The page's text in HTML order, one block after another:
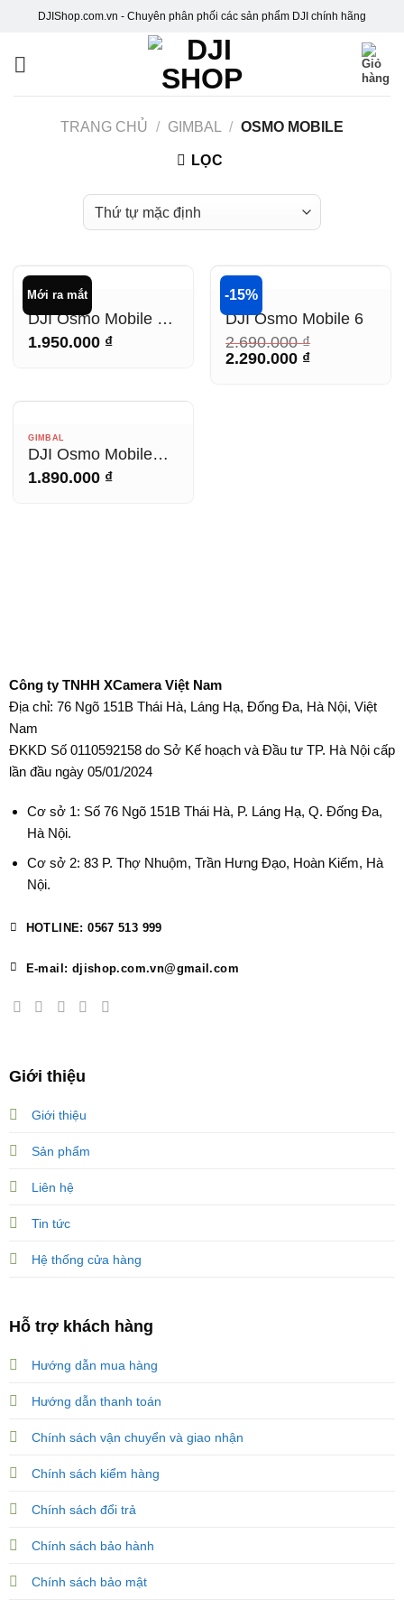
content
DJIShop.com.vn - Chuyên phân phối các sản phẩm DJI chính hãng
TRANG CHỦ / GIMBAL / OSMO MOBILE
LỌC
Mới ra mắt
DJI Osmo Mobile 7 |
DJI OM 7
1.950.000 ₫
-15%
DJI Osmo Mobile 6
2.690.000₫
Giá
gốc
2.290.000 ₫Giá
GIMBAL
DJI Osmo Mobile
SE
1.890.000 ₫
Công ty TNHH XCamera Việt Nam
Địa chỉ: 76 Ngõ 151B Thái Hà, Láng Hạ, Đống Đa, Hà Nội, Việt
Nam
ĐKKD Số 0110592158 do Sở Kế hoạch và Đầu tư TP. Hà Nội cấp
lần đầu ngày 05/01/2024
Cơ sở 1: Số 76 Ngõ 151B Thái Hà, P. Láng Hạ, Q. Đống Đa,
Hà Nội.
Cơ sở 2: 83 P. Thợ Nhuộm, Trần Hưng Đạo, Hoàn Kiếm, Hà
Nội.
HOTLINE: 0567 513 999
E-mail: djishop.com.vn@gmail.com
Giới thiệu
Giới thiệu
Sản phẩm
Liên hệ
Tin tức
Hệ thống cửa hàng
Hỗ trợ khách hàng
Hướng dẫn mua hàng
Hướng dẫn thanh toán
Chính sách vận chuyển và giao nhận
Chính sách kiểm hàng
Chính sách đổi trả
Chính sách bảo hành
Chính sách bảo mật